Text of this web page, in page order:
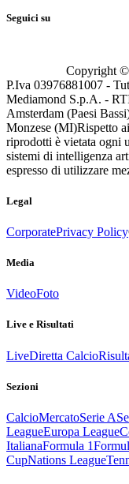
Seguici su
Copyright
P.Iva 03976881007 -
Mediamond S.p.A. -
Amsterdam (Paesi
Monzese (MI)Rispetto
riprodotti è vietata ogni
sistemi di intelligenza
espresso di utilizzare
Legal
CorporatePrivacy Policy
Media
VideoFoto
Live e Risultati
LiveDiretta Calcio
Sezioni
CalcioMercatoSerie A
LeagueEuropa League
ItalianaFormula 1
CupNations League